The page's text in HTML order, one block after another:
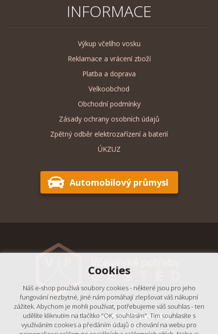
INFORMACE
Výkup včelího vosku
Reklamace a vrácení zboží
Platba a doprava
Velkoobchod
Obchodní podmínky
Zásady ochrany osobních údajů
Zpětný odběr elektrozařízení a baterií
ÚKZUZ
Automobilový průmysl
© 2018 - 2026, Včelařské potřeby
- Výrobní podnik Ještěd, s.r.o.
Cookies
Náš e-shop používá soubory cookies - některé jsou pro jeho
fungování nezbytné, jiné nám pomáhají zlepšovat váš nákupní
zážitek. Abychom je mohli používat, potřebujeme váš souhlas - ten
udělíte kliknutím na tlačítko "OK, souhlasím". Tím souhlasíte s
využíváním cookies a předáním údajů o chování na webu pro